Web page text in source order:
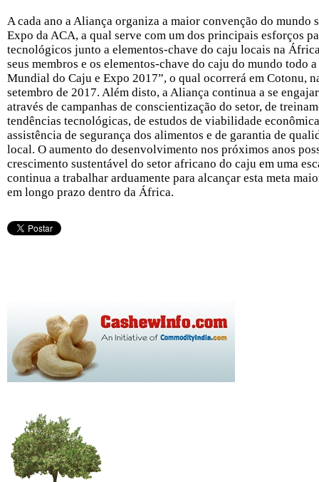
A cada ano a Aliança organiza a maior convenção do
Expo da ACA, a qual serve com um dos principais esforços
tecnológicos junto a elementos-chave do caju locais na
seus membros e os elementos-chave do caju do mundo todo
Mundial do Caju e Expo 2017”, o qual ocorrerá em Cotonu,
setembro de 2017. Além disto, a Aliança continua a se
através de campanhas de conscientização do setor, de
tendências tecnológicas, de estudos de viabilidade
assistência de segurança dos alimentos e de garantia de
local. O aumento do desenvolvimento nos próximos anos
crescimento sustentável do setor africano do caju em uma
continua a trabalhar arduamente para alcançar esta meta
em longo prazo dentro da África.